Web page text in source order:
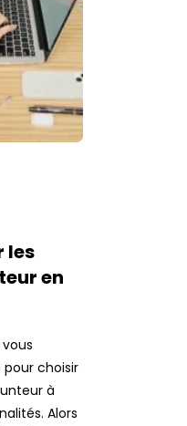
les
en
choisir
à
Alors